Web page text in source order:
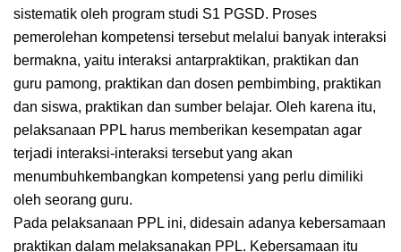
sistematik oleh program studi S1 PGSD. Proses
pemerolehan kompetensi tersebut melalui banyak interaksi
bermakna, yaitu interaksi antarpraktikan, praktikan dan
guru pamong, praktikan dan dosen pembimbing, praktikan
dan siswa, praktikan dan sumber belajar. Oleh karena itu,
pelaksanaan PPL harus memberikan kesempatan agar
terjadi interaksi-interaksi tersebut yang akan
menumbuhkembangkan kompetensi yang perlu dimiliki
oleh seorang guru.
Pada pelaksanaan PPL ini, didesain adanya kebersamaan
praktikan dalam melaksanakan PPL. Kebersamaan itu